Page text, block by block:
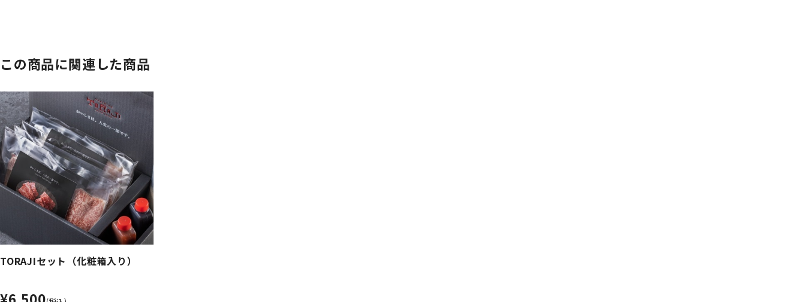
この商品に関連した商品
TORAJIセット（化粧箱入り）
¥6,500